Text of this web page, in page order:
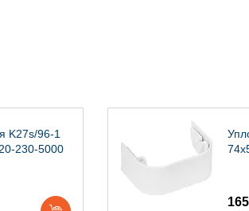
K27s/96-1
230-5000